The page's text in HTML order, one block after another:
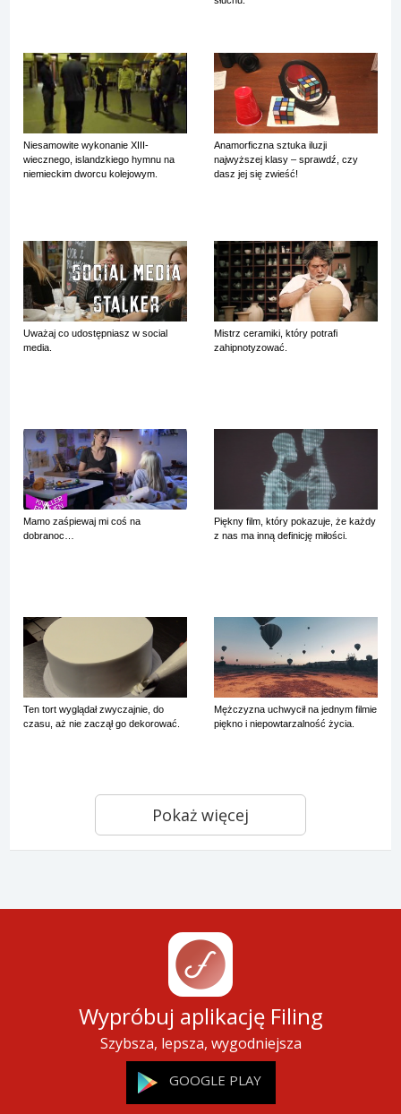
Niesamowite wykonanie XIII-
wiecznego, islandzkiego hymnu na
niemieckim dworcu kolejowym.
Anamorficzna sztuka iluzji
najwyższej klasy – sprawdź, czy
dasz jej się zwieść!
Uważaj co udostępniasz w social
media.
Mistrz ceramiki, który potrafi
zahipnotyzować.
Mamo zaśpiewaj mi coś na
dobranoc…
Piękny film, który pokazuje, że każdy
z nas ma inną definicję miłości.
Ten tort wyglądał zwyczajnie, do
czasu, aż nie zaczął go dekorować.
Mężczyzna uchwycił na jednym filmie
piękno i niepowtarzalność życia.
Pokaż więcej
Wypróbuj aplikację Filing
Szybsza, lepsza, wygodniejsza
GOOGLE PLAY